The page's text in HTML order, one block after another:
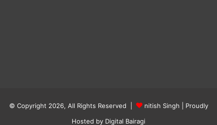
© Copyright 2026, All Rights Reserved | nitish Singh | Proudly
Hosted by Digital Bairagi